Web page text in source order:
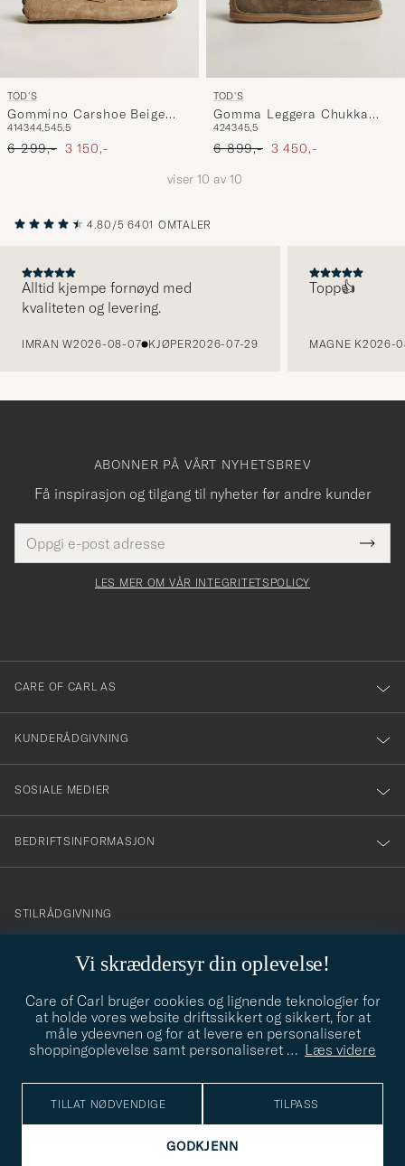
TOD'S
Gommino Carshoe Beige
Suede
414344,545,5
Ordinær pris
6 299,- Nedsatt pris
3 150,-
TOD'S
Gomma Leggera Chukka
Boots Beige Suede
424345,5
Ordinær pris
6 899,- Nedsatt pris
3 450,-
viser 10 av 10
4.80/5 6401 OMTALER
Alltid kjempe fornøyd med
kvaliteten og levering.
IMRAN W2026-08-07 KJØPER2026-07-29
Topp👍
MAGNE K2026-
Vi skræddersyr din oplevelse!
Care of Carl bruger cookies og lignende teknologier for
at holde vores website driftssikkert og sikkert, for at
måle ydeevnen og for at levere en personaliseret
shoppingoplevelse samt personaliseret … Læs videre
TILLAT NØDVENDIGE TILPASS
GODKJENN
ABONNER PÅ VÅRT NYHETSBREV
Få inspirasjon og tilgang til nyheter før andre kunder
postadresse
felt
Tack
för
dig
till
vårt
nyhetsbrev!
LES MER OM VÅR INTEGRITETSPOLICY
CARE OF CARL AS
KUNDERÅDGIVNING
SOSIALE MEDIER
BEDRIFTSINFORMASJON
info@careofcarl.no
STILRÅDGIVNING
STILRÅDGIVNING
© Care of Carl 2026